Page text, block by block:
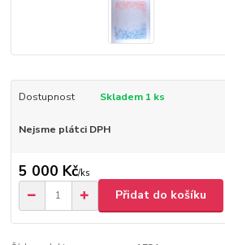
Dostupnost Skladem 1 ks
Nejsme plátci DPH
5 000 Kč/ks
Přidat do košíku